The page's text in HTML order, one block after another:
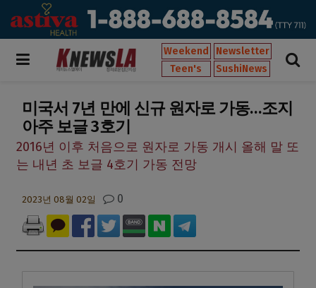
Weekend
Newsletter
Teen's
SushiNews
미국서 7년 만에 신규 원자로 가동…조지
아주 보글 3호기
2016년 이후 처음으로 원자로 가동 개시 올해 말 또
는 내년 초 보글 4호기 가동 전망
2023년 08월 02일 0